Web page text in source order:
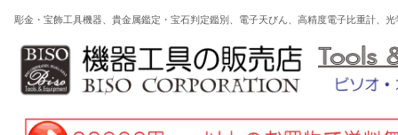
彫金・宝飾工具機器、貴金属鑑定・宝石判定鑑別、電子天びん、高精度電子比重計